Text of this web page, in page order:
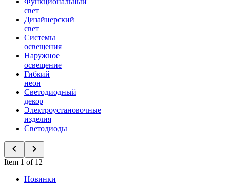
свет
Дизайнерский
свет
Системы
освещения
Наружное
освещение
Гибкий
неон
Светодиодный
декор
Электроустановочные
изделия
Светодиоды
Item 1 of 12
Новинки